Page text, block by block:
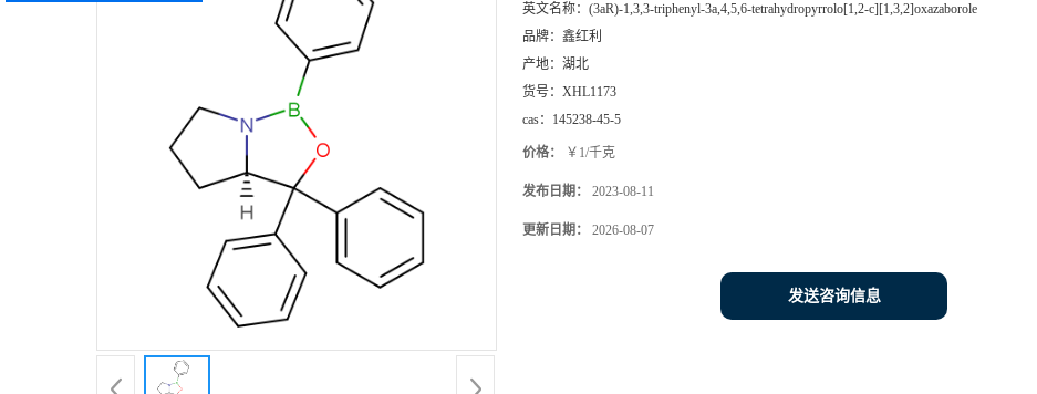
英文名称： (3aR)-1,3,3-triphenyl-3a,4,5,6-tetrahydropyrrolo[1,2-c][1,3,2]oxazaborole
品牌： 鑫红利
产地： 湖北
货号： XHL1173
cas： 145238-45-5
价格： ￥1/千克
发布日期： 2023-08-11
更新日期： 2026-08-07
发送咨询信息